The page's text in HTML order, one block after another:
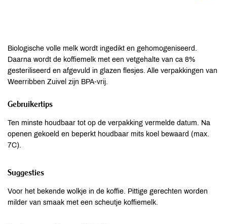
Biologische volle melk wordt ingedikt en gehomogeniseerd.
Daarna wordt de koffiemelk met een vetgehalte van ca 8%
gesteriliseerd en afgevuld in glazen flesjes. Alle verpakkingen van
Weerribben Zuivel zijn BPA-vrij.
Gebruikertips
Ten minste houdbaar tot op de verpakking vermelde datum. Na
openen gekoeld en beperkt houdbaar mits koel bewaard (max.
7C).
Suggesties
Voor het bekende wolkje in de koffie. Pittige gerechten worden
milder van smaak met een scheutje koffiemelk.